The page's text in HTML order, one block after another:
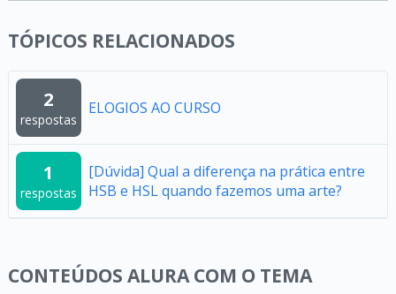
TÓPICOS RELACIONADOS
2
respostas
ELOGIOS AO CURSO
1
respostas
[Dúvida] Qual a diferença na prática entre
HSB e HSL quando fazemos uma arte?
CONTEÚDOS ALURA COM O TEMA